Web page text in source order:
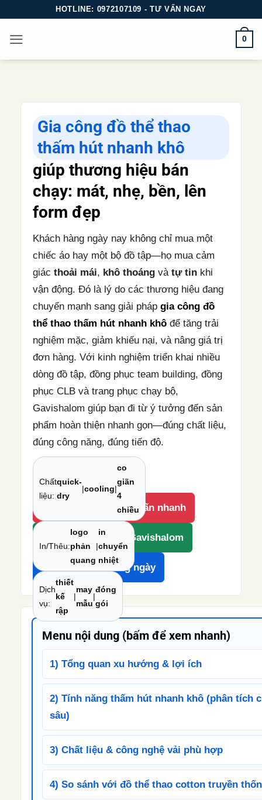
nội
dung
HOTLINE: 0972107109 - TƯ VẤN NGAY
0
Gia công đồ thể thao
thấm hút nhanh khô
giúp thương hiệu bán
chạy: mát, nhẹ, bền, lên
form đẹp
Khách hàng ngày nay không chỉ mua một
chiếc áo hay một bộ đồ tập—họ mua cảm
giác thoải mái, khô thoáng và tự tin khi
vận động. Đó là lý do các thương hiệu đang
chuyển mạnh sang giải pháp gia công đồ
thể thao thấm hút nhanh khô để tăng trải
nghiệm mặc, giảm khiếu nại, và nâng giá trị
đơn hàng. Với kinh nghiệm triển khai nhiều
dòng đồ tập, đồng phục team building, đồng
phục CLB và trang phục chạy bộ,
Gavishalom giúp bạn đi từ ý tưởng đến sản
phẩm hoàn thiện nhanh gọn—đúng chất liệu,
đúng công năng, đúng tiến độ.
Chất
liệu:
quick-
dry
|cooling|
co
giãn
4
chiều
In/Thêu:
logo
phản
quang
|
in
chuyển
nhiệt
Dịch
vụ:
thiết
kế
rập
|
may
mẫu
|
đóng
gói
Gọi 0972107109 – tư vấn nhanh
Xem hồ sơ xưởng Gavishalom
Nhận báo giá trong ngày
Menu nội dung (bấm để xem nhanh)
1) Tổng quan xu hướng & lợi ích
2) Tính năng thấm hút nhanh khô (phân tích
sâu)
3) Chất liệu & công nghệ vải phù hợp
4) So sánh với đồ thể thao cotton truyền